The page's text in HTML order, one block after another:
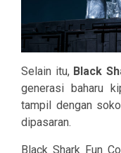
Selain itu, Black
generasi baharu
tampil dengan
dipasaran.
Black Shark Fun